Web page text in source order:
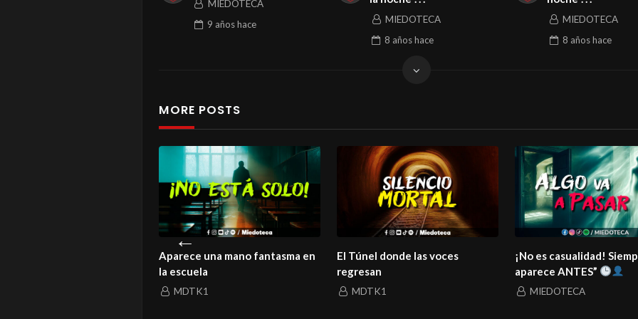
MIEDOTECA
9 añoshace
MIEDOTECA
8 añoshace
MIEDOTECA
8 añoshace
MORE POSTS
Aparece una mano fantasma en
la escuela
MDTK1
El Túnel donde las voces
regresan
MDTK1
¡No es casualidad!
aparece ANTES”
MIEDOTECA